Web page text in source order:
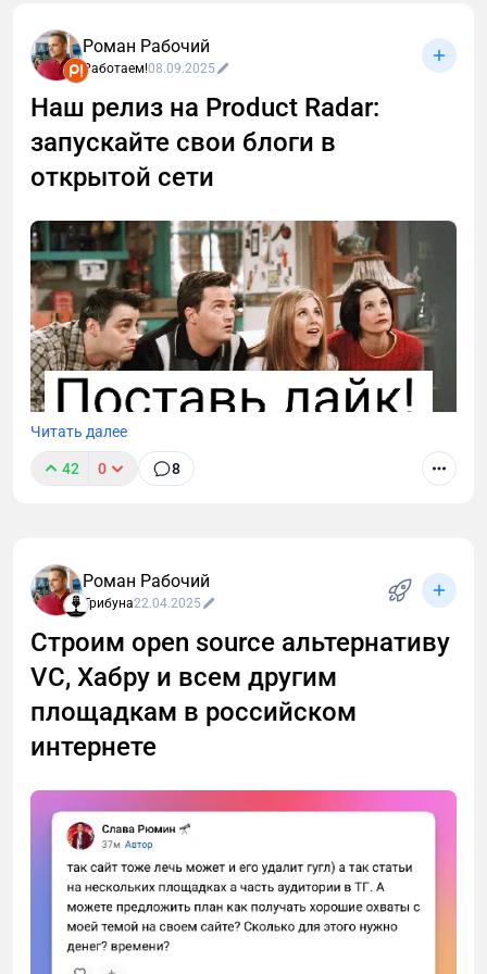
«личных проработках», а в банальной технической
упаковке. Я изучил кейсы пользователей Prodamus
и собрал выжимку из 6 сценариев, как повысить
доход, используя платежный модуль.
Роман Рабочий
Работаем!08.09.2025
Наш релиз на Product Radar:
запускайте свои блоги в
открытой сети
Поддержите проект реакцией и — самое главное —
Читать далее
42 0 8
Роман Рабочий
Трибуна22.04.2025
Строим open source альтернативу
VC, Хабру и всем другим
площадкам в российском
интернете